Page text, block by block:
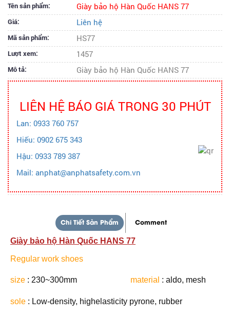
Tên sản phẩm: Giày bảo hộ Hàn Quốc HANS 77
Giá: Liên hệ
Mã sản phẩm: HS77
Lượt xem: 1457
Mô tả: Giày bảo hộ Hàn Quốc HANS 77
LIÊN HỆ BÁO GIÁ TRONG 30 PHÚT
Lan: 0933 760 757
Hiếu: 0902 675 343
Hậu: 0933 789 387
Mail: anphat@anphatsafety.com.vn
Chi Tiết Sản Phẩm Comment
Giày bảo hộ Hàn Quốc HANS 77
Regular work shoes
size : 230~300mm material : aldo, mesh
sole : Low-density, highelasticity pyrone, rubber